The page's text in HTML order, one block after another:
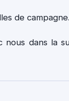
de campagne.
nous dans la